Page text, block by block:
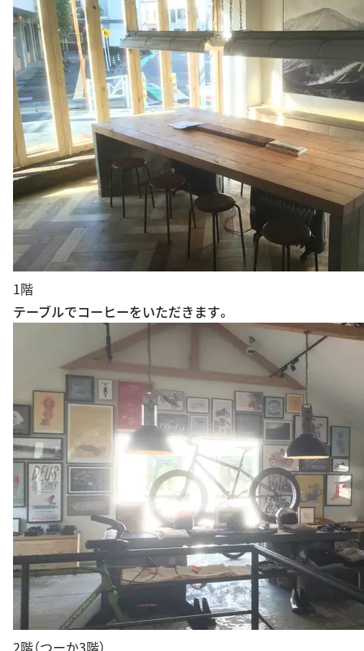
サーフィンとバイクカルチャーのクロスオーバーを表現す
るオーストラリアの話題のブランドショップの東京1号店
で世界５号店で、コーヒショップもあります。店内のサー
フィンやバイクの展示の横のソファなどでコーヒを飲むこ
とが出来る不思議空間です。世界中のカルチャー意識の高
い人々を魅了し、共感を集めてきた注目ブランドですね。
出典：gmen7388.blog.jp/archives/52321174.html
コーヒーショップ
1階のコーヒーショップはこんな感じです。
1階
テーブルでコーヒーをいただきます。